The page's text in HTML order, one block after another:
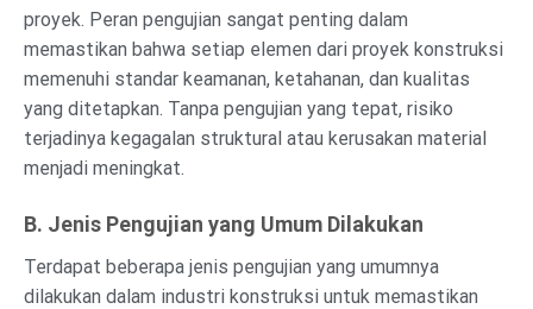
proyek. Peran pengujian sangat penting dalam
memastikan bahwa setiap elemen dari proyek konstruksi
memenuhi standar keamanan, ketahanan, dan kualitas
yang ditetapkan. Tanpa pengujian yang tepat, risiko
terjadinya kegagalan struktural atau kerusakan material
menjadi meningkat.
B. Jenis Pengujian yang Umum Dilakukan
Terdapat beberapa jenis pengujian yang umumnya
dilakukan dalam industri konstruksi untuk memastikan